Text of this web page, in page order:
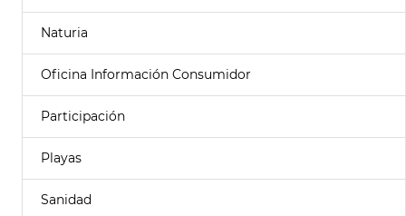
Naturia
Oficina Información Consumidor
Participación
Playas
Sanidad